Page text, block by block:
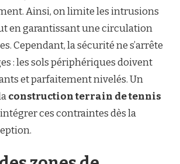
Ainsi, on limite les intrusions
en garantissant une circulation
Cependant, la sécurité ne s’arrête
: les sols périphériques doivent
et parfaitement nivelés. Un
construction terrain de tennis
ces contraintes dès la